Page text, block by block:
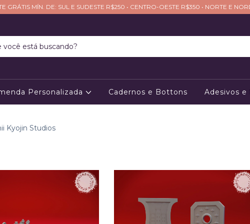
GRÁTIS MÍN. DE: SUL E SUDESTE R$250 • CENTRO-OESTE R$350 • NORTE E
Personalizada Cadernos e Bottons Adesivos e
Kyojin Studios